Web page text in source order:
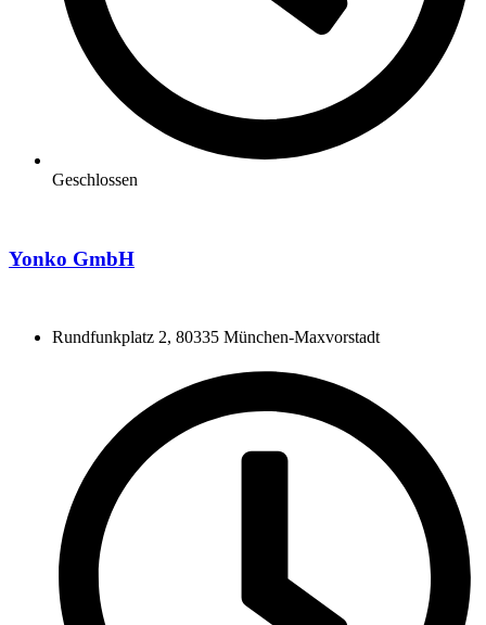
Geschlossen
Yonko GmbH
Rundfunkplatz 2, 80335 München-Maxvorstadt